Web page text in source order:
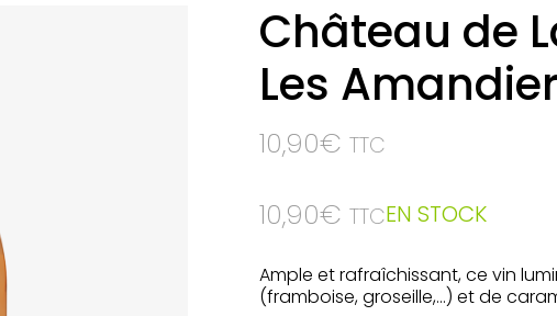
Château de
Les
10,90€ TTC
10,90€ TTCEN STOCK
Ample et rafraîchissant, ce vin
(framboise, groseille,…) et de